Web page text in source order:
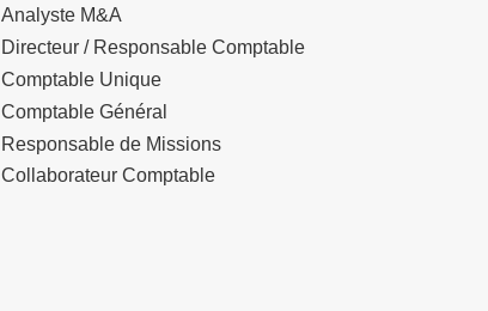
Analyste M&A
Directeur / Responsable Comptable
Comptable Unique
Comptable Général
Responsable de Missions
Collaborateur Comptable